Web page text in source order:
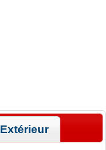
Extérieur